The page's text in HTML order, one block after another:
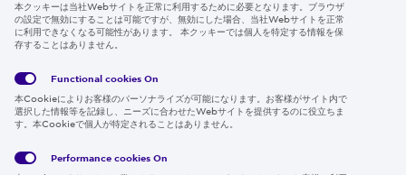
本クッキーは当社Webサイトを正常に利用するために必要となります。ブラウザ
の設定で無効にすることは可能ですが、無効にした場合、当社Webサイトを正常
に利用できなくなる可能性があります。 本クッキーでは個人を特定する情報を保
存することはありません。
Functional cookies On
本Cookieによりお客様のパーソナライズが可能になります。お客様がサイト内で
選択した情報等を記録し、ニーズに合わせたWebサイトを提供するのに役立ちま
す。本Cookieで個人が特定されることはありません。
Performance cookies On